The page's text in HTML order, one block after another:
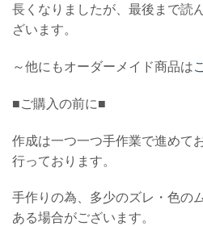
長くなりましたが、最後まで読
ざいます。
～他にもオーダーメイド商品は
■ご購入の前に■
作成は一つ一つ手作業で進めて
行っております。
手作りの為、多少のズレ・色の
ある場合がございます。